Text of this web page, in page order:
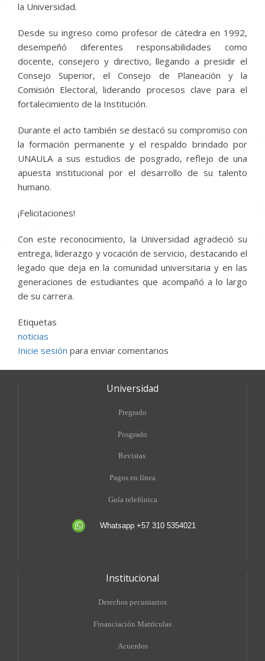
la Universidad.
Desde su ingreso como profesor de cátedra en 1992,
desempeñó diferentes responsabilidades como
docente, consejero y directivo, llegando a presidir el
Consejo Superior, el Consejo de Planeación y la
Comisión Electoral, liderando procesos clave para el
fortalecimiento de la Institución.
Durante el acto también se destacó su compromiso con
la formación permanente y el respaldo brindado por
UNAULA a sus estudios de posgrado, reflejo de una
apuesta institucional por el desarrollo de su talento
humano.
¡Felicitaciones!
Con este reconocimiento, la Universidad agradeció su
entrega, liderazgo y vocación de servicio, destacando el
legado que deja en la comunidad universitaria y en las
generaciones de estudiantes que acompañó a lo largo
de su carrera.
Etiquetas
noticias
Inicie sesión para enviar comentarios
Universidad
Pregrado
Posgrado
Revistas
Pagos en línea
Guía telefónica
Whatsapp +57 310 5354021
Institucional
Derechos pecuniarios
Financiación Matrículas
Acuerdos